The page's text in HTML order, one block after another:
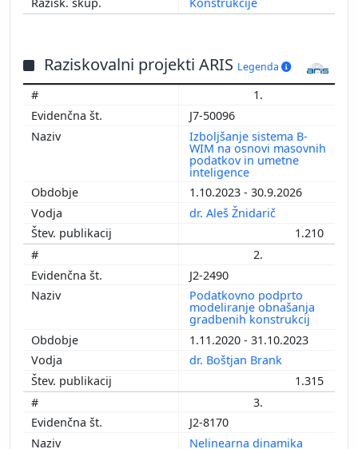
Raziskovalni projekti ARIS Legenda
1.
J7-50096
Izboljšanje sistema B-
WIM na osnovi masovnih
podatkov in umetne
inteligence
1.10.2023 - 30.9.2026
dr. Aleš Žnidarič
1.210
2.
J2-2490
Podatkovno podprto
modeliranje obnašanja
gradbenih konstrukcij
1.11.2020 - 31.10.2023
dr. Boštjan Brank
1.315
3.
J2-8170
Nelinearna dinamika